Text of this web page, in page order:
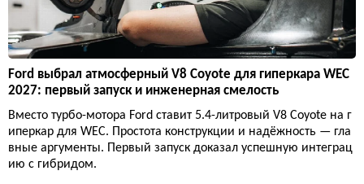
Ford выбрал атмосферный V8 Coyote для гиперкара WEC
2027: первый запуск и инженерная смелость
Вместо турбо-мотора Ford ставит 5.4-литровый V8 Coyote на г
иперкар для WEC. Простота конструкции и надёжность — гла
вные аргументы. Первый запуск доказал успешную интеграц
ию с гибридом.